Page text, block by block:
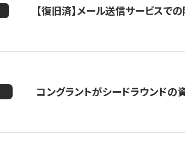
【復旧済】メール送信サービスで
コングラントがシードラウンドの